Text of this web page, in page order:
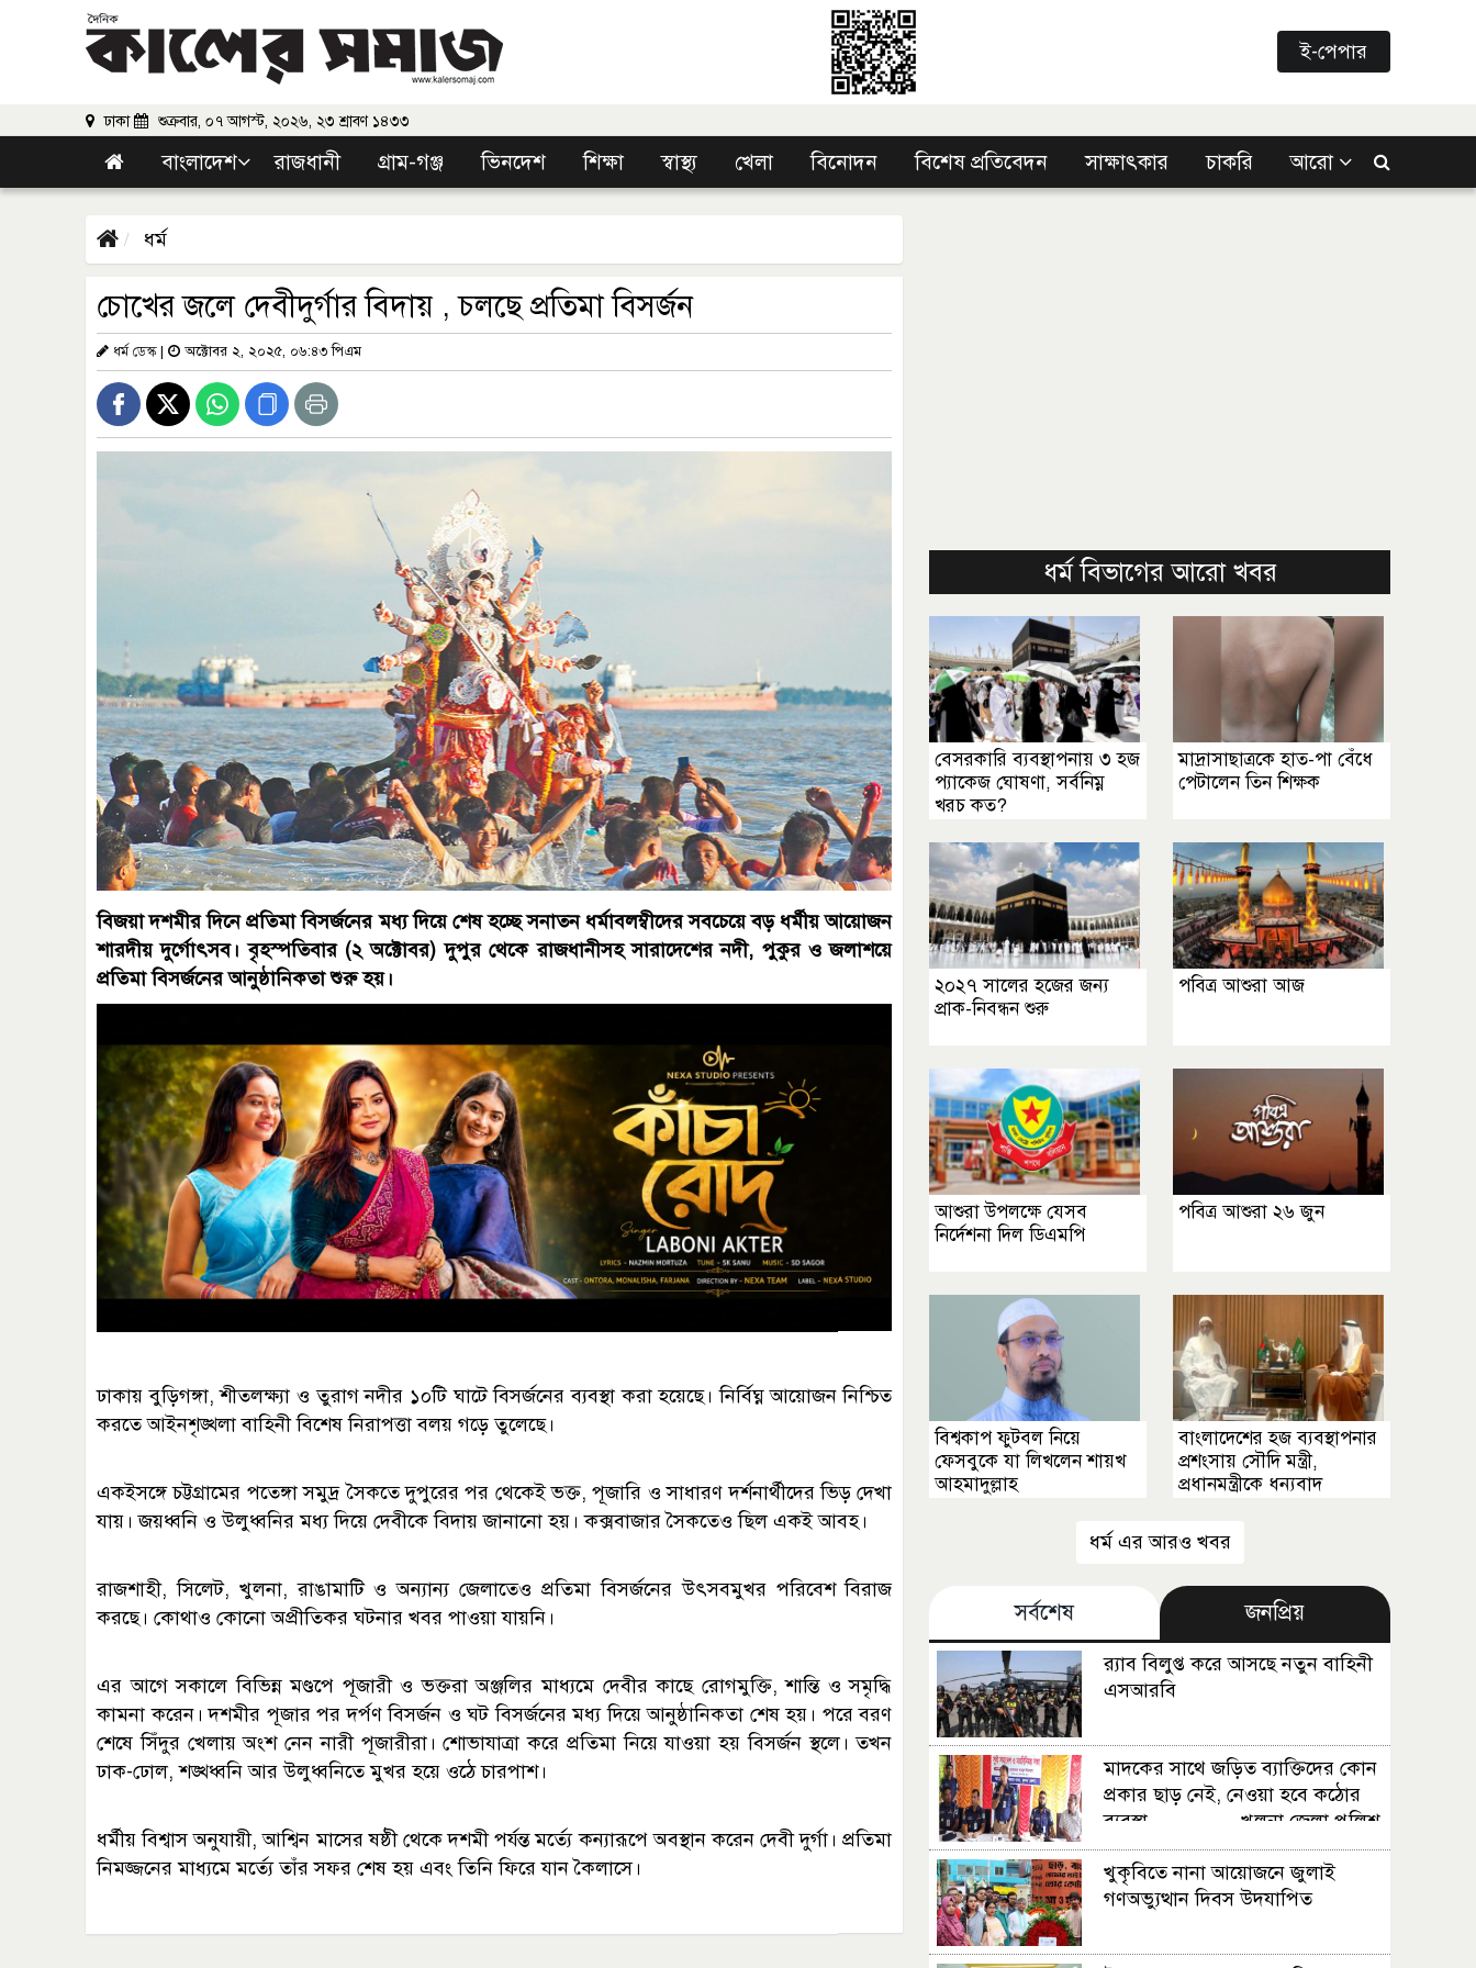
ই-পেপার
ঢাকা শুক্রবার, ০৭ আগস্ট, ২০২৬, ২৩ শ্রাবণ ১৪৩৩
বাংলাদেশ রাজধানী গ্রাম-গঞ্জ ভিনদেশ শিক্ষা স্বাস্থ্য খেলা বিনোদন বিশেষ প্রতিবেদন সাক্ষাৎকার চাকরি আরো
ধর্ম
চোখের জলে দেবীদুর্গার বিদায় , চলছে প্রতিমা বিসর্জন
ধর্ম ডেস্ক| অক্টোবর ২, ২০২৫, ০৬:৪৩ পিএম
বিজয়া দশমীর দিনে প্রতিমা বিসর্জনের মধ্য দিয়ে শেষ হচ্ছে সনাতন ধর্মাবলম্বীদের সবচেয়ে বড় ধর্মীয় আয়োজন
শারদীয় দুর্গোৎসব। বৃহস্পতিবার (২ অক্টোবর) দুপুর থেকে রাজধানীসহ সারাদেশের নদী, পুকুর ও জলাশয়ে
প্রতিমা বিসর্জনের আনুষ্ঠানিকতা শুরু হয়।
ঢাকায় বুড়িগঙ্গা, শীতলক্ষ্যা ও তুরাগ নদীর ১০টি ঘাটে বিসর্জনের ব্যবস্থা করা হয়েছে। নির্বিঘ্ন আয়োজন নিশ্চিত
করতে আইনশৃঙ্খলা বাহিনী বিশেষ নিরাপত্তা বলয় গড়ে তুলেছে।
একইসঙ্গে চট্টগ্রামের পতেঙ্গা সমুদ্র সৈকতে দুপুরের পর থেকেই ভক্ত, পূজারি ও সাধারণ দর্শনার্থীদের ভিড় দেখা
যায়। জয়ধ্বনি ও উলুধ্বনির মধ্য দিয়ে দেবীকে বিদায় জানানো হয়। কক্সবাজার সৈকতেও ছিল একই আবহ।
রাজশাহী, সিলেট, খুলনা, রাঙামাটি ও অন্যান্য জেলাতেও প্রতিমা বিসর্জনের উৎসবমুখর পরিবেশ বিরাজ
করছে। কোথাও কোনো অপ্রীতিকর ঘটনার খবর পাওয়া যায়নি।
এর আগে সকালে বিভিন্ন মণ্ডপে পূজারী ও ভক্তরা অঞ্জলির মাধ্যমে দেবীর কাছে রোগমুক্তি, শান্তি ও সমৃদ্ধি
কামনা করেন। দশমীর পূজার পর দর্পণ বিসর্জন ও ঘট বিসর্জনের মধ্য দিয়ে আনুষ্ঠানিকতা শেষ হয়। পরে বরণ
শেষে সিঁদুর খেলায় অংশ নেন নারী পূজারীরা। শোভাযাত্রা করে প্রতিমা নিয়ে যাওয়া হয় বিসর্জন স্থলে। তখন
ঢাক-ঢোল, শঙ্খধ্বনি আর উলুধ্বনিতে মুখর হয়ে ওঠে চারপাশ।
ধর্মীয় বিশ্বাস অনুযায়ী, আশ্বিন মাসের ষষ্ঠী থেকে দশমী পর্যন্ত মর্ত্যে কন্যারূপে অবস্থান করেন দেবী দুর্গা। প্রতিমা
নিমজ্জনের মাধ্যমে মর্ত্যে তাঁর সফর শেষ হয় এবং তিনি ফিরে যান কৈলাসে।
ধর্ম বিভাগের আরো খবর
বেসরকারি ব্যবস্থাপনায় ৩ হজ
প্যাকেজ ঘোষণা, সর্বনিম্ন
খরচ কত?
মাদ্রাসাছাত্রকে হাত-পা বেঁধে
পেটালেন তিন শিক্ষক
২০২৭ সালের হজের জন্য
প্রাক-নিবন্ধন শুরু
পবিত্র আশুরা আজ
আশুরা উপলক্ষে যেসব
নির্দেশনা দিল ডিএমপি
পবিত্র আশুরা ২৬ জুন
বিশ্বকাপ ফুটবল নিয়ে
ফেসবুকে যা লিখলেন শায়খ
আহমাদুল্লাহ
বাংলাদেশের হজ ব্যবস্থাপনার
প্রশংসায় সৌদি মন্ত্রী,
প্রধানমন্ত্রীকে ধন্যবাদ
ধর্ম এর আরও খবর
সর্বশেষ জনপ্রিয়
র‍্যাব বিলুপ্ত করে আসছে নতুন বাহিনী
এসআরবি
মাদকের সাথে জড়িত ব্যাক্তিদের কোন
প্রকার ছাড় নেই, নেওয়া হবে কঠোর
ব্যবস্থা ................খুলনা জেলা পুলিশ
সুপার
খুকৃবিতে নানা আয়োজনে জুলাই
গণঅভ্যুত্থান দিবস উদযাপিত